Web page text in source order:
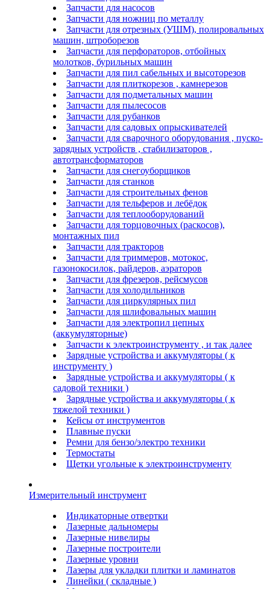
Запчасти для насосов
Запчасти для ножниц по металлу
Запчасти для отрезных (УШМ), полировальных
машин, штроборезов
Запчасти для перфораторов, отбойных
молотков, бурильных машин
Запчасти для пил сабельных и высоторезов
Запчасти для плиткорезов , камнерезов
Запчасти для подметальных машин
Запчасти для пылесосов
Запчасти для рубанков
Запчасти для садовых опрыскивателей
Запчасти для сварочного оборудования , пуско-
зарядных устройств , стабилизаторов ,
автотрансформаторов
Запчасти для снегоуборщиков
Запчасти для станков
Запчасти для строительных фенов
Запчасти для тельферов и лебёдок
Запчасти для теплооборудований
Запчасти для торцовочных (раскосов),
монтажных пил
Запчасти для тракторов
Запчасти для триммеров, мотокос,
газонокосилок, райдеров, аэраторов
Запчасти для фрезеров, рейсмусов
Запчасти для холодильников
Запчасти для циркулярных пил
Запчасти для шлифовальных машин
Запчасти для электропил цепных
(аккумуляторные)
Запчасти к электроинструменту , и так далее
Зарядные устройства и аккумуляторы ( к
инструменту )
Зарядные устройства и аккумуляторы ( к
садовой техники )
Зарядные устройства и аккумуляторы ( к
тяжелой техники )
Кейсы от инструментов
Плавные пуски
Ремни для бензо/электро техники
Термостаты
Щетки угольные к электроинструменту
Измерительный инструмент
Индикаторные отвертки
Лазерные дальномеры
Лазерные нивелиры
Лазерные построители
Лазерные уровни
Лазеры для укладки плитки и ламинатов
Линейки ( складные )